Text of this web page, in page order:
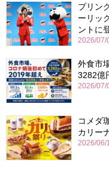
プリン
ーリッ
ントに
2026/07/
外食市
3282億
2026/07/
コメダ
カリー
2026/06/